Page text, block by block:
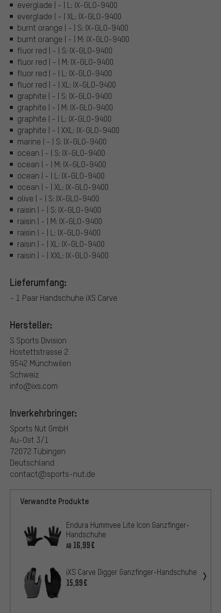
everglade | - | L: IX-GLO-9400
everglade | - | XL: IX-GLO-9400
burnt orange | - | S: IX-GLO-9400
burnt orange | - | M: IX-GLO-9400
fluor red | - | S: IX-GLO-9400
fluor red | - | M: IX-GLO-9400
fluor red | - | L: IX-GLO-9400
fluor red | - | XL: IX-GLO-9400
graphite | - | S: IX-GLO-9400
graphite | - | M: IX-GLO-9400
graphite | - | L: IX-GLO-9400
graphite | - | XXL: IX-GLO-9400
marine | - | S: IX-GLO-9400
ocean | - | S: IX-GLO-9400
ocean | - | M: IX-GLO-9400
ocean | - | L: IX-GLO-9400
ocean | - | XL: IX-GLO-9400
olive | - | S: IX-GLO-9400
raisin | - | S: IX-GLO-9400
raisin | - | M: IX-GLO-9400
raisin | - | L: IX-GLO-9400
raisin | - | XL: IX-GLO-9400
raisin | - | XXL: IX-GLO-9400
Lieferumfang:
- 1 Paar Handschuhe iXS Carve
Hersteller:
S Sports Division
Hostettstrasse 2
9542 Münchwilen
Schweiz
info@ixs.com
Inverkehrbringer:
Sports Nut GmbH
Au-Ost 3/1
72072 Tübingen
Deutschland
contact@sports-nut.de
Verwandte Produkte
Endura Hummvee Lite Icon Ganzfinger-
Handschuhe
AB 16,99€
iXS Carve Digger Ganzfinger-Handschuhe
15,99€